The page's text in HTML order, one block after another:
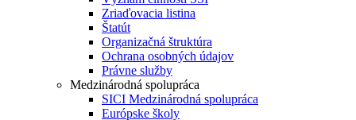
Zriaďovacia listina
Štatút
Organizačná štruktúra
Ochrana osobných údajov
Právne služby
Medzinárodná spolupráca
SICI Medzinárodná spolupráca
Európske školy